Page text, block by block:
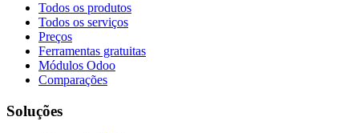
Todos os produtos
Todos os serviços
Preços
Ferramentas gratuitas
Módulos Odoo
Comparações
Soluções